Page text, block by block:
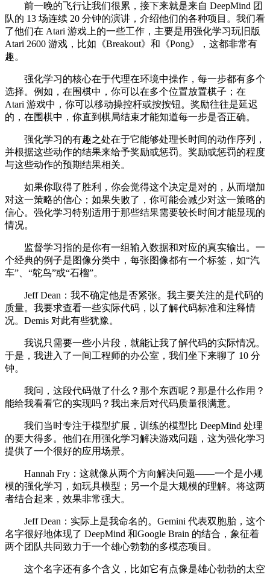
前一晚的飞行让我们很累，接下来就是来自 DeepMind 团
队的 13 场连续 20 分钟的演讲，介绍他们的各种项目。我们看
了他们在 Atari 游戏上的一些工作，主要是用强化学习玩旧版
Atari 2600 游戏，比如《Breakout》和《Pong》，这都非常有
趣。
强化学习的核心在于代理在环境中操作，每一步都有多个
选择。例如，在围棋中，你可以在多个位置放置棋子；在
Atari 游戏中，你可以移动操控杆或按按钮。奖励往往是延迟
的，在围棋中，你直到棋局结束才能知道每一步是否正确。
强化学习的有趣之处在于它能够处理长时间的动作序列，
并根据这些动作的结果来给予奖励或惩罚。奖励或惩罚的程度
与这些动作的预期结果相关。
如果你取得了胜利，你会觉得这个决定是对的，从而增加
对这一策略的信心；如果失败了，你可能会减少对这一策略的
信心。强化学习特别适用于那些结果需要较长时间才能显现的
情况。
监督学习指的是你有一组输入数据和对应的真实输出。一
个经典的例子是图像分类中，每张图像都有一个标签，如“汽
车”、“鸵鸟”或“石榴”。
Jeff Dean：我不确定他是否紧张。我主要关注的是代码的
质量。我要求查看一些实际代码，以了解代码标准和注释情
况。Demis 对此有些犹豫。
我说只需要一些小片段，就能让我了解代码的实际情况。
于是，我进入了一间工程师的办公室，我们坐下来聊了 10 分
钟。
我问，这段代码做了什么？那个东西呢？那是什么作用？
能给我看看它的实现吗？我出来后对代码质量很满意。
我们当时专注于模型扩展，训练的模型比 DeepMind 处理
的要大得多。他们在用强化学习解决游戏问题，这为强化学习
提供了一个很好的应用场景。
Hannah Fry：这就像从两个方向解决问题——一个是小规
模的强化学习，如玩具模型；另一个是大规模的理解。将这两
者结合起来，效果非常强大。
Jeff Dean：实际上是我命名的。Gemini 代表双胞胎，这个
名字很好地体现了 DeepMind 和Google Brain 的结合，象征着
两个团队共同致力于一个雄心勃勃的多模态项目。
这个名字还有多个含义，比如它有点像是雄心勃勃的太空